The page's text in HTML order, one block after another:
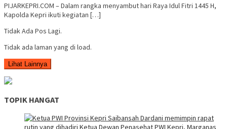
PIJARKEPRI.COM – Dalam rangka menyambut hari Raya Idul Fitri 1445 H,
Kapolda Kepri ikuti kegiatan […]
Tidak Ada Pos Lagi.
Tidak ada laman yang di load.
Lihat Lainnya
TOPIK HANGAT